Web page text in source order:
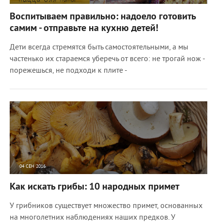
Воспитываем правильно: надоело готовить
самим - отправьте на кухню детей!
Дети всегда стремятся быть самостоятельными, а мы
частенько их стараемся уберечь от всего: не трогай нож -
порежешься, не подходи к плите -
04 СЕН 2016
Как искать грибы: 10 народных примет
У грибников существует множество примет, основанных
на многолетних наблюдениях наших предков. У